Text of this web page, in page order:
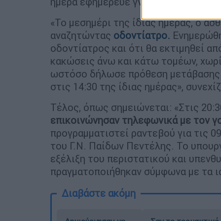
«Το μεσημέρι της ίδιας ημέρας, ο
αναζητώντας οδοντίατρο.
οδοντίατρος και ότι θα εκτιμηθεί
κακώσεις άνω και κάτω τομέων,
ωστόσο δήλωσε πρόθεση μετάβασης
στις 14:30 της ίδιας ημέρας»,
Τέλος, όπως σημειώνεται: «Στις
επικοινώνησαν τηλεφωνικά με τον
προγραμματιστεί ραντεβού για τις
του Γ.Ν. Παίδων Πεντέλης. Το
εξέλιξη του περιστατικού και
πραγματοποιήθηκαν σύμφωνα με τα
Διαβάστε ακόμη